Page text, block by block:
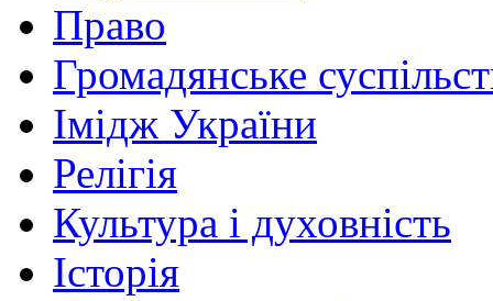
Право
Громадянське
Імідж України
Релігія
Культура і духовність
Історія